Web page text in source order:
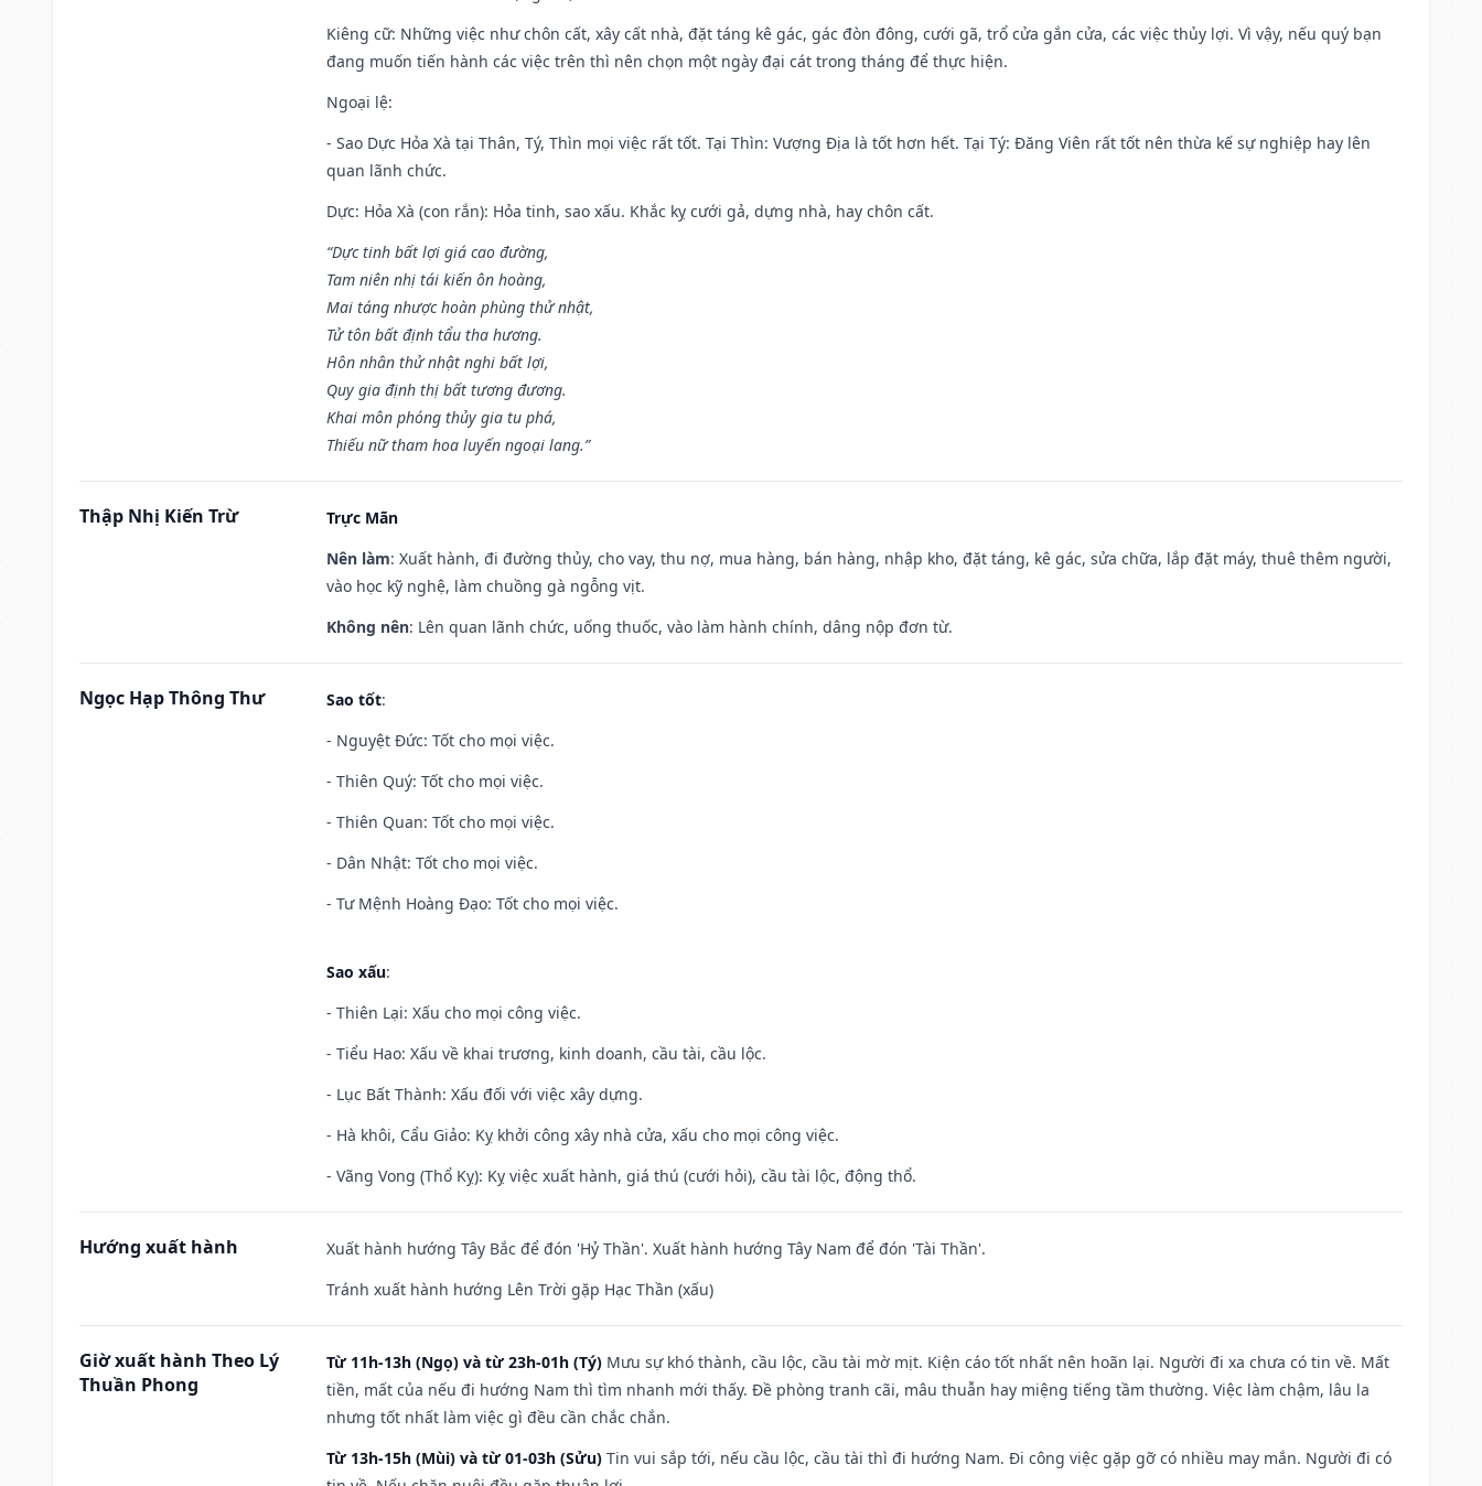
Kiêng cữ: Những việc như chôn cất, xây cất nhà, đặt táng kê gác, gác đòn đông, cưới gã, trổ cửa gắn cửa, các việc thủy lợi. Vì vậy, nếu quý bạn
đang muốn tiến hành các việc trên thì nên chọn một ngày đại cát trong tháng để thực hiện.
Ngoại lệ:
- Sao Dực Hỏa Xà tại Thân, Tý, Thìn mọi việc rất tốt. Tại Thìn: Vượng Địa là tốt hơn hết. Tại Tý: Đăng Viên rất tốt nên thừa kế sự nghiệp hay lên
quan lãnh chức.
Dực: Hỏa Xà (con rắn): Hỏa tinh, sao xấu. Khắc kỵ cưới gả, dựng nhà, hay chôn cất.
“Dực tinh bất lợi giá cao đường,
Tam niên nhị tái kiến ôn hoàng,
Mai táng nhược hoàn phùng thử nhật,
Tử tôn bất định tẩu tha hương.
Hôn nhân thử nhật nghi bất lợi,
Quy gia định thị bất tương đương.
Khai môn phóng thủy gia tu phá,
Thiếu nữ tham hoa luyến ngoại lang.”
Thập Nhị Kiến Trừ
Trực Mãn
Nên làm: Xuất hành, đi đường thủy, cho vay, thu nợ, mua hàng, bán hàng, nhập kho, đặt táng, kê gác, sửa chữa, lắp đặt máy, thuê thêm người,
vào học kỹ nghệ, làm chuồng gà ngỗng vịt.
Không nên: Lên quan lãnh chức, uống thuốc, vào làm hành chính, dâng nộp đơn từ.
Ngọc Hạp Thông Thư Sao tốt:
- Nguyệt Đức: Tốt cho mọi việc.
- Thiên Quý: Tốt cho mọi việc.
- Thiên Quan: Tốt cho mọi việc.
- Dân Nhật: Tốt cho mọi việc.
- Tư Mệnh Hoàng Đạo: Tốt cho mọi việc.
Sao xấu:
- Thiên Lại: Xấu cho mọi công việc.
- Tiểu Hao: Xấu về khai trương, kinh doanh, cầu tài, cầu lộc.
- Lục Bất Thành: Xấu đối với việc xây dựng.
- Hà khôi, Cẩu Giảo: Kỵ khởi công xây nhà cửa, xấu cho mọi công việc.
- Vãng Vong (Thổ Kỵ): Kỵ việc xuất hành, giá thú (cưới hỏi), cầu tài lộc, động thổ.
Hướng xuất hành
Xuất hành hướng Tây Bắc để đón 'Hỷ Thần'. Xuất hành hướng Tây Nam để đón 'Tài Thần'.
Tránh xuất hành hướng Lên Trời gặp Hạc Thần (xấu)
Giờ xuất hành Theo Lý
Thuần Phong
Từ 11h-13h (Ngọ) và từ 23h-01h (Tý) Mưu sự khó thành, cầu lộc, cầu tài mờ mịt. Kiện cáo tốt nhất nên hoãn lại. Người đi xa chưa có tin về. Mất
tiền, mất của nếu đi hướng Nam thì tìm nhanh mới thấy. Đề phòng tranh cãi, mâu thuẫn hay miệng tiếng tầm thường. Việc làm chậm, lâu la
nhưng tốt nhất làm việc gì đều cần chắc chắn.
Từ 13h-15h (Mùi) và từ 01-03h (Sửu) Tin vui sắp tới, nếu cầu lộc, cầu tài thì đi hướng Nam. Đi công việc gặp gỡ có nhiều may mắn. Người đi có